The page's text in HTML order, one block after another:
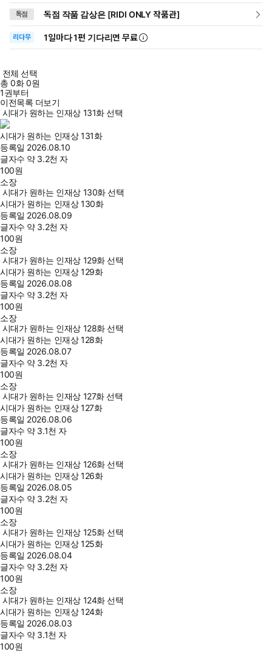
독점 독점 작품 감상은 [RIDI ONLY 작품관]
리다무 1일마다1편 기다리면 무료
전체 선택
총0화0원
1권부터
이전목록 더보기
시대가 원하는 인재상 131화 선택
시대가 원하는 인재상 131화
등록일 2026.08.10
글자수 약 3.2천 자
100원
소장
시대가 원하는 인재상 130화 선택
시대가 원하는 인재상 130화
등록일 2026.08.09
글자수 약 3.2천 자
100원
소장
시대가 원하는 인재상 129화 선택
시대가 원하는 인재상 129화
등록일 2026.08.08
글자수 약 3.2천 자
100원
소장
시대가 원하는 인재상 128화 선택
시대가 원하는 인재상 128화
등록일 2026.08.07
글자수 약 3.2천 자
100원
소장
시대가 원하는 인재상 127화 선택
시대가 원하는 인재상 127화
등록일 2026.08.06
글자수 약 3.1천 자
100원
소장
시대가 원하는 인재상 126화 선택
시대가 원하는 인재상 126화
등록일 2026.08.05
글자수 약 3.2천 자
100원
소장
시대가 원하는 인재상 125화 선택
시대가 원하는 인재상 125화
등록일 2026.08.04
글자수 약 3.2천 자
100원
소장
시대가 원하는 인재상 124화 선택
시대가 원하는 인재상 124화
등록일 2026.08.03
글자수 약 3.1천 자
100원